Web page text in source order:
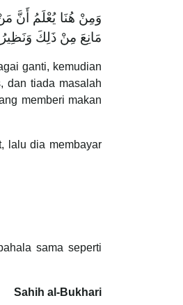
وَمِنْ هُنَا يُعْلَمُ ‌أَنَّ
مَانِعَ مِنْ ذَلِكَ
ganti, kemudian
dan tiada masalah
memberi makan
lalu dia membayar
sama seperti
Sahih al-Bukhari